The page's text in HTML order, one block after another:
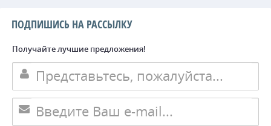
ПОДПИШИСЬ НА РАССЫЛКУ
Получайте лучшие предложения!